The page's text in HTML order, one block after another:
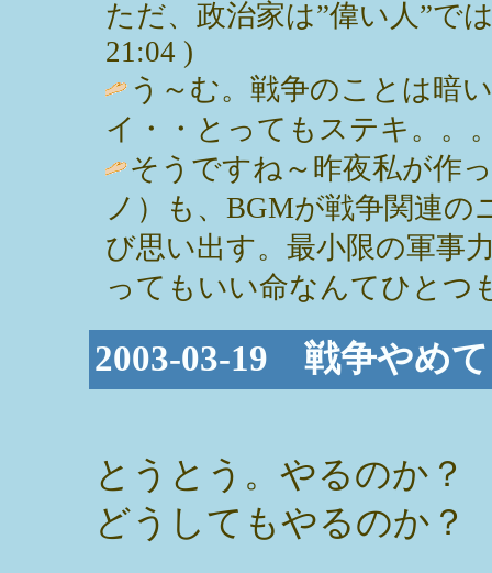
ただ、政治家は”偉い人”で
21:04 )
う～む。戦争のことは暗
イ・・とってもステキ。。
そうですね～昨夜私が作
ノ）も、BGMが戦争関連
び思い出す。最小限の軍事
ってもいい命なんてひとつ
2003-03-19 戦争やめ
とうとう。やるのか？
どうしてもやるのか？